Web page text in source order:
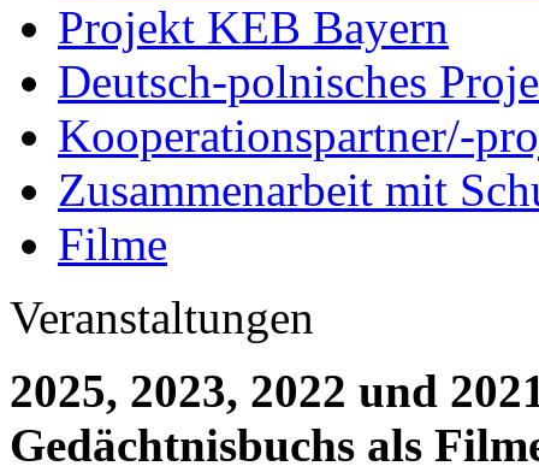
Projekt KEB Bayern
Deutsch-polnisches
Kooperationspartner/-
Zusammenarbeit mit
Filme
Veranstaltungen
2025, 2023, 2022 und
Gedächtnisbuchs als